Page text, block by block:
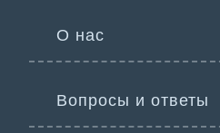
О нас
Вопросы и ответы